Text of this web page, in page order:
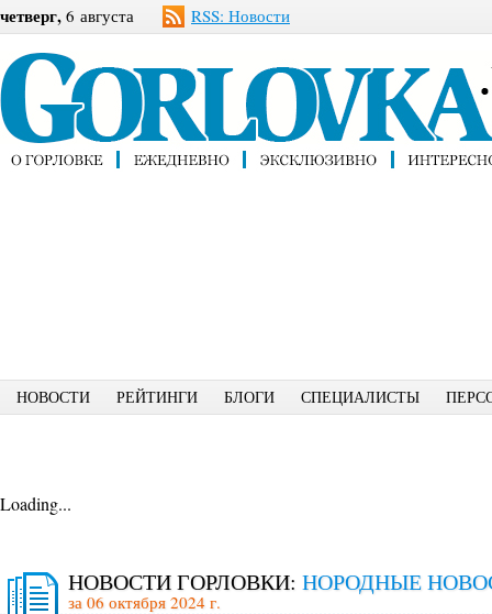
четверг, 6 августа RSS: Новости
НОВОСТИ РЕЙТИНГИ БЛОГИ СПЕЦИАЛИСТЫ
Loading...
НОВОСТИ ГОРЛОВКИ: НОРОДНЫЕ
за 06 октября 2024 г.